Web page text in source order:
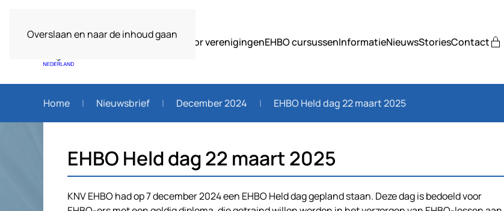
Overslaan en naar de inhoud gaan
Over ons Voor verenigingenEHBO cursussenInformatieNieuwsStoriesContact
Home Nieuwsbrief December 2024 EHBO Held dag 22 maart 2025
EHBO Held dag 22 maart 2025
KNV EHBO had op 7 december 2024 een EHBO Held dag gepland staan. Deze dag is bedoeld voor